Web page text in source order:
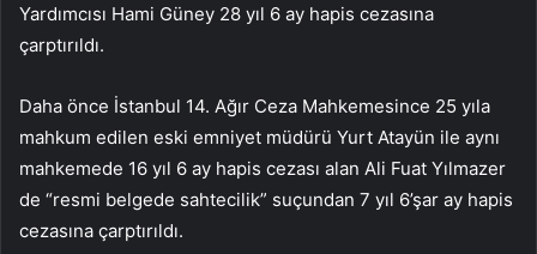
Yardımcısı Hami Güney 28 yıl 6 ay hapis cezasına
çarptırıldı.
Daha önce İstanbul 14. Ağır Ceza Mahkemesince 25 yıla
mahkum edilen eski emniyet müdürü Yurt Atayün ile aynı
mahkemede 16 yıl 6 ay hapis cezası alan Ali Fuat Yılmazer
de “resmi belgede sahtecilik” suçundan 7 yıl 6’şar ay hapis
cezasına çarptırıldı.